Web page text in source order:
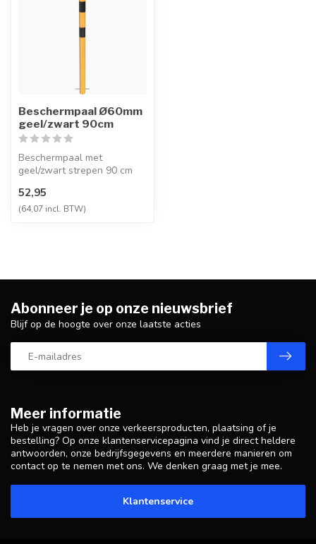
Beschermpaal Ø60mm
geel/zwart 90cm
Beschermpaal met
geel/zwart strepen 90 cm
Verschillende montage ...
52,95
(64,07 incl. BTW)
Meer informatie
Heb je vragen over onze verkeersproducten, plaatsing of je
bestelling? Op onze klantenservicepagina vind je direct heldere
antwoorden, onze bedrijfsgegevens en meerdere manieren om
contact op te nemen met ons. We denken graag met je mee.
Klantenservice
Abonneer je op onze nieuwsbrief
Blijf op de hoogte over onze laatste acties